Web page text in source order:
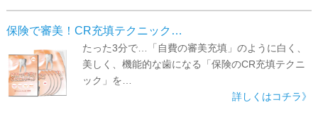
保険で審美！CR充填テクニック…
たった3分で…「自費の審美充填」のように白く、
美しく、機能的な歯になる「保険のCR充填テクニ
ック」を…
詳しくはコチラ》